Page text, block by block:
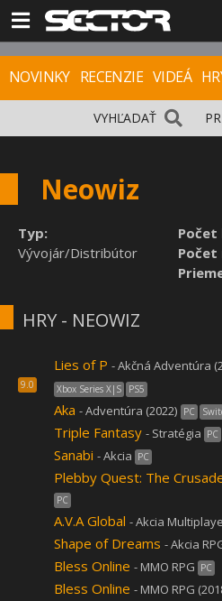
NOVINKY RECENZIE VIDEÁ
VYHĽADAŤ
Neowiz
Počet
Počet
Typ:
Vývojár/Distribútor
HRY - NEOWIZ
Lies of P - Akčná Adventúra
Xbox Series X|S
PS5
9.0
Aka - Adventúra (2022) PC
Triple Fantasy - Stratégia PC
Sanabi - Akcia PC
Plebby Quest: The
PC
A.V.A Global - Akcia
Shape of Dreams - Akcia
Bless Online - MMO RPG PC
Bless Online - MMO RPG